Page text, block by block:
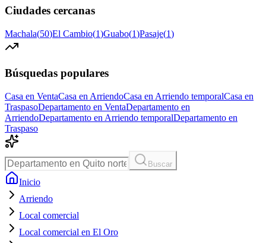
Ciudades cercanas
Machala(50)El Cambio(1)Guabo(1)Pasaje(1)
Búsquedas populares
Casa en VentaCasa en ArriendoCasa en Arriendo temporalCasa en
TraspasoDepartamento en VentaDepartamento en
ArriendoDepartamento en Arriendo temporalDepartamento en
Traspaso
Buscar
Inicio
Arriendo
Local comercial
Local comercial en El Oro